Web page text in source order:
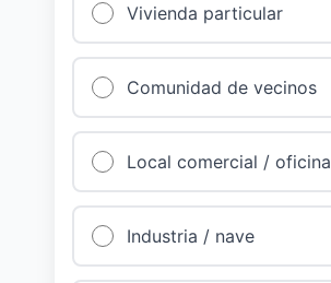
Vivienda particular
Comunidad de vecinos
Local comercial / oficina
Industria / nave